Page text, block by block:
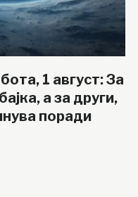
1 август: За
а за други,
поради